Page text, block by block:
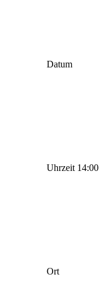
Datum
Uhrzeit 14:00
Ort